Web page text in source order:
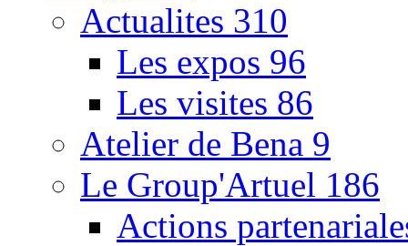
Actualites 310
Les expos 96
Les visites 86
Atelier de Bena 9
Le Group'Artuel 186
Actions